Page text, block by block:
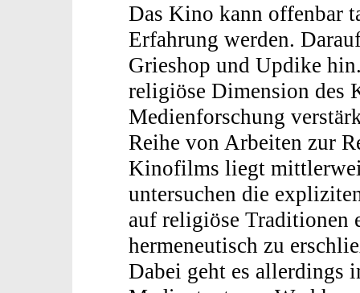
Das Kino kann offenbar
Erfahrung werden.
Grieshop und Updike
religiöse Dimension des
Medienforschung
Reihe von Arbeiten zur
Kinofilms liegt
untersuchen die
auf religiöse Traditionen
hermeneutisch zu
Dabei geht es allerdings